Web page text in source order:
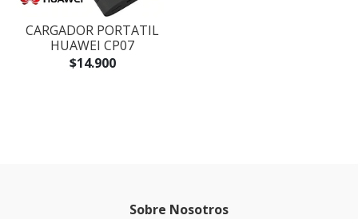
CARGADOR PORTATIL
HUAWEI CP07
$14.900
Sobre Nosotros